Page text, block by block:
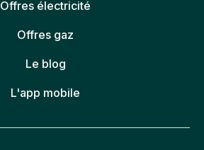
Offres électricité
Offres gaz
Le blog
L'app mobile